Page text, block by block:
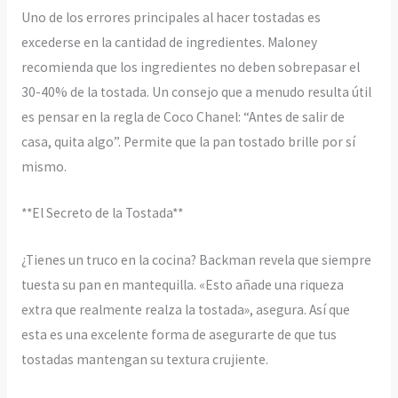
Uno de los errores principales al hacer tostadas es
excederse en la cantidad de ingredientes. Maloney
recomienda que los ingredientes no deben sobrepasar el
30-40% de la tostada. Un consejo que a menudo resulta útil
es pensar en la regla de Coco Chanel: “Antes de salir de
casa, quita algo”. Permite que la pan tostado brille por sí
mismo.
**El Secreto de la Tostada**
¿Tienes un truco en la cocina? Backman revela que siempre
tuesta su pan en mantequilla. «Esto añade una riqueza
extra que realmente realza la tostada», asegura. Así que
esta es una excelente forma de asegurarte de que tus
tostadas mantengan su textura crujiente.